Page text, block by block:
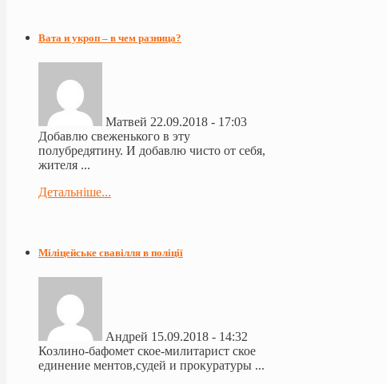
Вата и укроп – в чем разница?
Матвей 22.09.2018 - 17:03
Добавлю свеженького в эту
полубредятину. И добавлю чисто от себя,
жителя ...
Детальніше...
Міліцейське свавілля в поліції
Андрей 15.09.2018 - 14:32
Козлино-бафомет ское-милитарист ское
единение ментов,судей и прокуратуры ...